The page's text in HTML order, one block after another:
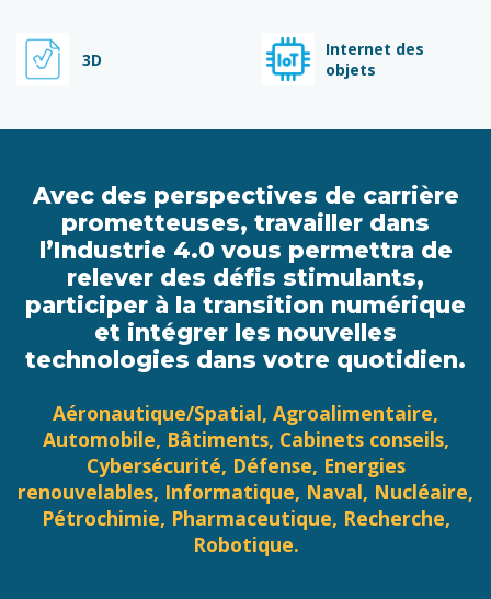
3D
Internet des
objets
Avec des perspectives de carrière
prometteuses, travailler dans
l’Industrie 4.0 vous permettra de
relever des défis stimulants,
participer à la transition numérique
et intégrer les nouvelles
technologies dans votre quotidien.
Aéronautique/Spatial, Agroalimentaire,
Automobile, Bâtiments, Cabinets conseils,
Cybersécurité, Défense, Energies
renouvelables, Informatique, Naval, Nucléaire,
Pétrochimie, Pharmaceutique, Recherche,
Robotique.